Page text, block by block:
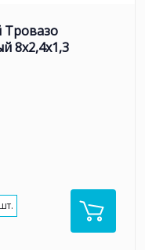
Тровазо
8x2,4x1,3
шт.